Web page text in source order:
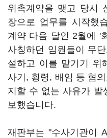
위촉계약을 맺고 당시
장으로 업무를 시작했
계약 다음 달인 2월에 '
사칭하던 임원들이 무
설하고 이를 맡기기 위
사기, 횡령, 배임 등 혐
지할 수 없는 사유가 발
보했습니다.
재판부는 "수사기관이